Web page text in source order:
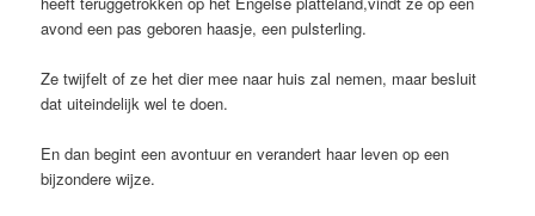
avond een pas geboren haasje, een pulsterling.
Ze twijfelt of ze het dier mee naar huis zal nemen, maar besluit
dat uiteindelijk wel te doen.
En dan begint een avontuur en verandert haar leven op een
bijzondere wijze.